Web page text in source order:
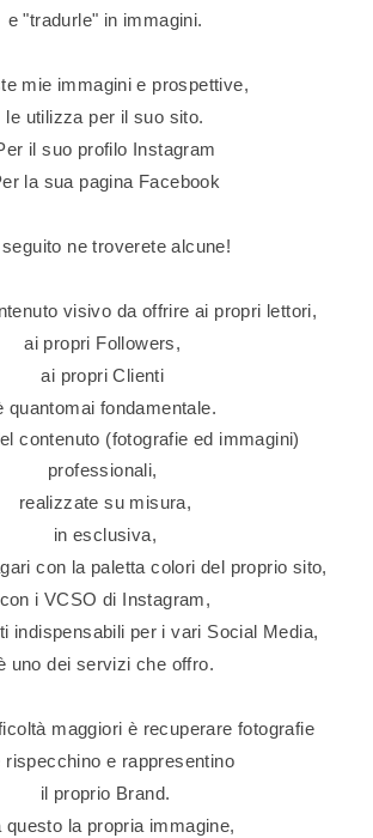
e "tradurle" in immagini.
mie immagini e prospettive,
le utilizza per il suo sito.
il suo profilo Instagram
la sua pagina Facebook
ne troverete alcune!
visivo da offrire ai propri lettori,
ai propri Followers,
ai propri Clienti
quantomai fondamentale.
contenuto (fotografie ed immagini)
professionali,
realizzate su misura,
in esclusiva,
con la paletta colori del proprio sito,
con i VCSO di Instagram,
indispensabili per i vari Social Media,
uno dei servizi che offro.
maggiori è recuperare fotografie
rispecchino e rappresentino
il proprio Brand.
questo la propria immagine,